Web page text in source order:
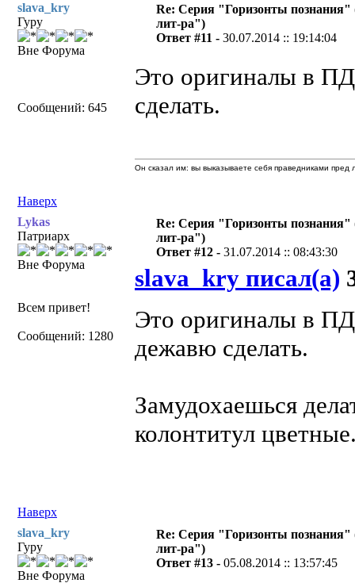
slava_kry
Гуру
Вне Форума
Сообщений: 645
Re: Серия "Горизонты познания"
лит-ра")
Ответ #11 -30.07.2014 :: 19:14:04
Это оригиналы в
сделать.
Наверх
Он сказал им: вы выказываете себя праведниками
Lykas
Патриарх
Вне Форума
Всем привет!
Сообщений: 1280
Re: Серия "Горизонты познания"
лит-ра")
Ответ #12 -31.07.2014 :: 08:43:30
slava_kry писал(а)
Это оригиналы в
дежавю сделать.
Замудохаешься
колонтитул
Наверх
slava_kry
Гуру
Вне Форума
Re: Серия "Горизонты познания"
лит-ра")
Ответ #13 -05.08.2014 :: 13:57:45